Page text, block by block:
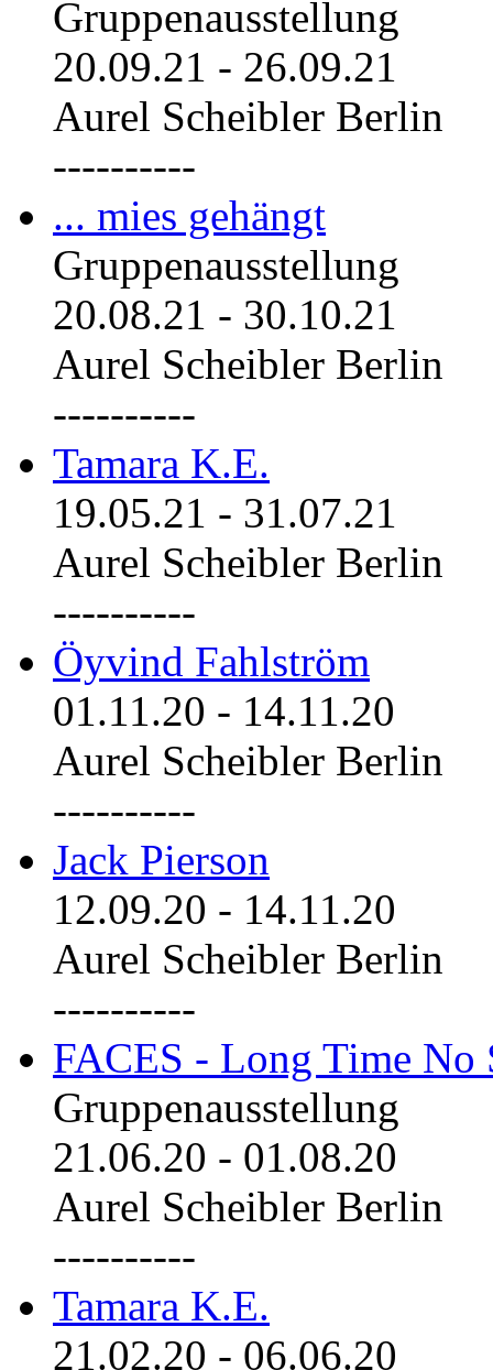
Gruppenausstellung
20.09.21 - 26.09.21
Aurel Scheibler Berlin
----------
... mies gehängt
Gruppenausstellung
20.08.21 - 30.10.21
Aurel Scheibler Berlin
----------
Tamara K.E.
19.05.21 - 31.07.21
Aurel Scheibler Berlin
----------
Öyvind Fahlström
01.11.20 - 14.11.20
Aurel Scheibler Berlin
----------
Jack Pierson
12.09.20 - 14.11.20
Aurel Scheibler Berlin
----------
FACES - Long Time No
Gruppenausstellung
21.06.20 - 01.08.20
Aurel Scheibler Berlin
----------
Tamara K.E.
21.02.20 - 06.06.20